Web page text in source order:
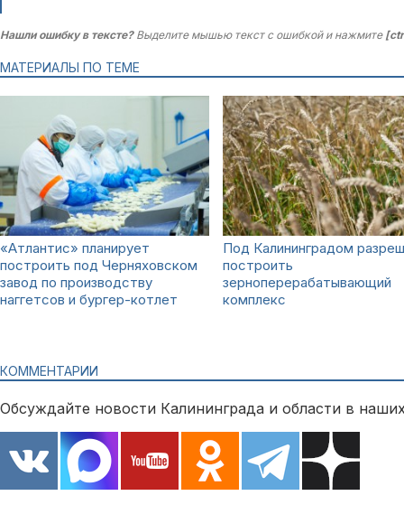
Нашли ошибку в тексте?Выделите мышью текст с ошибкой и нажмите
МАТЕРИАЛЫ ПО ТЕМЕ
«Атлантис» планирует
построить под Черняховском
завод по производству
наггетсов и бургер-котлет
Под Калининградом
построить
зерноперерабатывающий
комплекс
КОММЕНТАРИИ
Обсуждайте новости Калининграда и области в